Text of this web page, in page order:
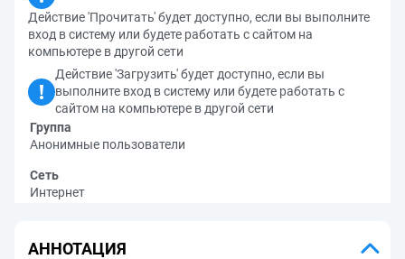
Действие 'Прочитать' будет доступно, если вы выполните
вход в систему или будете работать с сайтом на
компьютере в другой сети
Действие 'Загрузить' будет доступно, если вы
выполните вход в систему или будете работать с
сайтом на компьютере в другой сети
Группа
Анонимные пользователи
Сеть
Интернет
АННОТАЦИЯ